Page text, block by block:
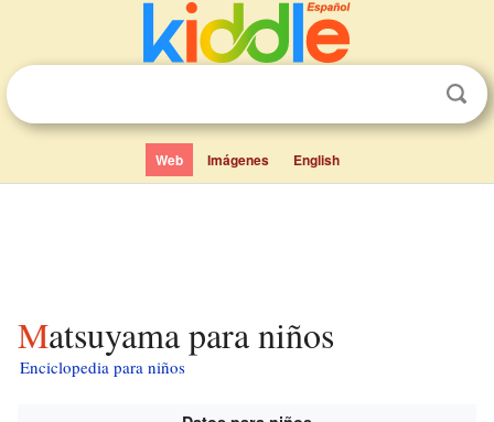
Web Imágenes English
Matsuyama para niños
Enciclopedia para niños